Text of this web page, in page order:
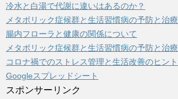
冷水と白湯で代謝に違いはあるのか？
メタボリック症候群と生活習慣病の予防と治療
腸内フローラと健康の関係について
メタボリック症候群と生活習慣病の予防と治療
コロナ禍でのストレス管理と生活改善のヒント
Googleスプレッドシート
スポンサーリンク